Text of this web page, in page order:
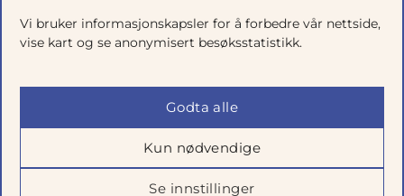
Vi bruker informasjonskapsler for å forbedre vår nettside,
vise kart og se anonymisert besøksstatistikk.
Godta alle
Kun nødvendige
Se innstillinger